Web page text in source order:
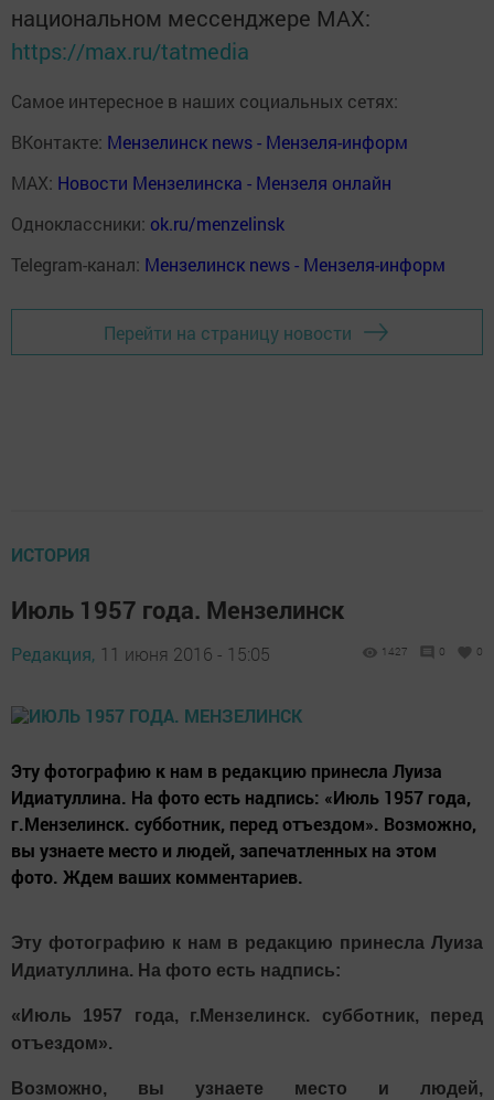
национальном мессенджере MАХ:
https://max.ru/tatmedia
Самое интересное в наших социальных сетях:
ВКонтакте: Мензелинск news - Мензеля-информ
MAX: Новости Мензелинска - Мензеля онлайн
Одноклассники: ok.ru/menzelinsk
Telegram-канал: Мензелинск news - Мензеля-информ
Перейти на страницу новости
ИСТОРИЯ
Июль 1957 года. Мензелинск
Редакция, 11 июня 2016 - 15:05 1427 0 0
Эту фотографию к нам в редакцию принесла Луиза
Идиатуллина. На фото есть надпись: «Июль 1957 года,
г.Мензелинск. субботник, перед отъездом». Возможно,
вы узнаете место и людей, запечатленных на этом
фото. Ждем ваших комментариев.
Эту фотографию к нам в редакцию принесла Луиза
Идиатуллина. На фото есть надпись:
«Июль 1957 года, г.Мензелинск. субботник, перед
отъездом».
Возможно, вы узнаете место и людей,